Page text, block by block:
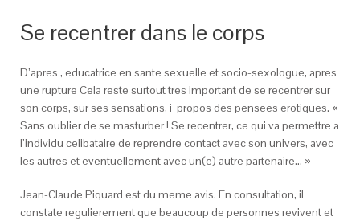
Se recentrer dans le corps
D’apres , educatrice en sante sexuelle et socio-sexologue, apres
une rupture Cela reste surtout tres important de se recentrer sur
son corps, sur ses sensations, i propos des pensees erotiques. «
Sans oublier de se masturber ! Se recentrer, ce qui va permettre a
l’individu celibataire de reprendre contact avec son univers, avec
les autres et eventuellement avec un(e) autre partenaire… »
Jean-Claude Piquard est du meme avis. En consultation, il
constate regulierement que beaucoup de personnes revivent et